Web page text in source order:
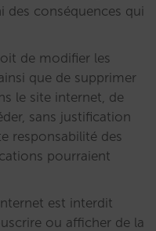
des conséquences qui
de modifier les
que de supprimer
le site internet, de
sans justification
responsabilité des
pourraient
est interdit
ou afficher de la